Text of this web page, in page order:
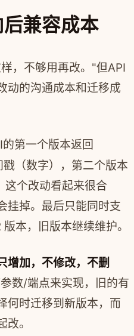
兼容成本
，不够用再改。"但API
动的沟通成本和迁移成
第一个版本返回
（数字），第二个版本
这个改动看起来很合
挂掉。最后只能同时支
本，旧版本继续维护。
增加，不修改，不删
数/端点来实现，旧的有
何时迁移到新版本，而
。